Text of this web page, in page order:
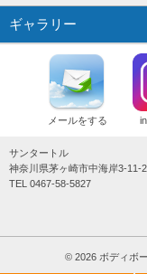
ギャラリー
メールをする
サンタートル
神奈川県茅ヶ崎市中海岸3-
TEL 0467-58-5827
© 2026 ボディボ